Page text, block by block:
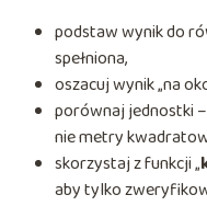
podstaw wynik do
spełniona,
oszacuj wynik „na
porównaj jednostki
nie metry
skorzystaj z funkcji „
aby tylko